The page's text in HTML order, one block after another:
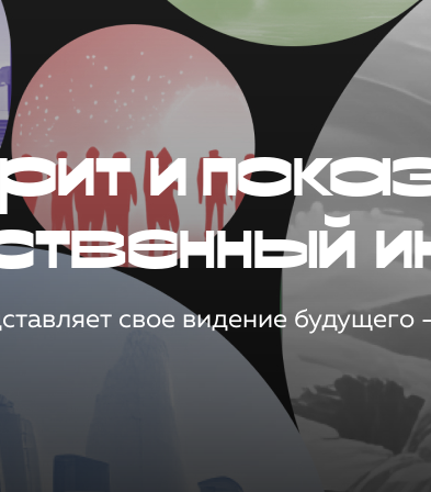
и
свое видение будущего